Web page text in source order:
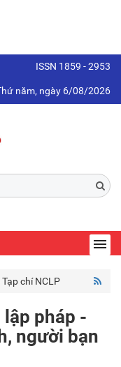
ISSN 1859 - 2953
năm, ngày 6/08/2026
chí NCLP
pháp -
người bạn